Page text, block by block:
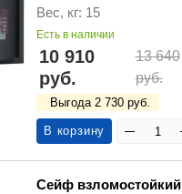
Вес, кг: 15
Есть в наличии
10 910
руб.
13 640
руб.
Выгода 2 730 руб.
В корзину
Сейф взломостойкий